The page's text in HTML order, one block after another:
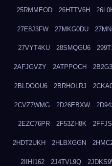
25RMMEOD 26HTTV6H
27E8J3FW 27MKG0DU
27VYT4KU 28SMQGU6
2AFJGVZY 2ATPPOCH
2BLDOOU6 2BRHOLRJ
2CVZ7WMG 2D26EBXW
2EZC76PR 2F53ZH8K
2HDT2UKH 2HLBXGGN
2IIHI162 2J4TVL9Q